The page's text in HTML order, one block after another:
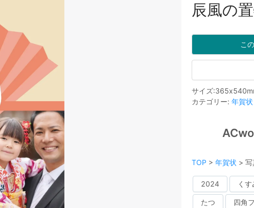
辰風の
こ
サイズ:365x540
カテゴリー: 年賀状
TOP > 年賀状 >
2024 く
たつ 四角